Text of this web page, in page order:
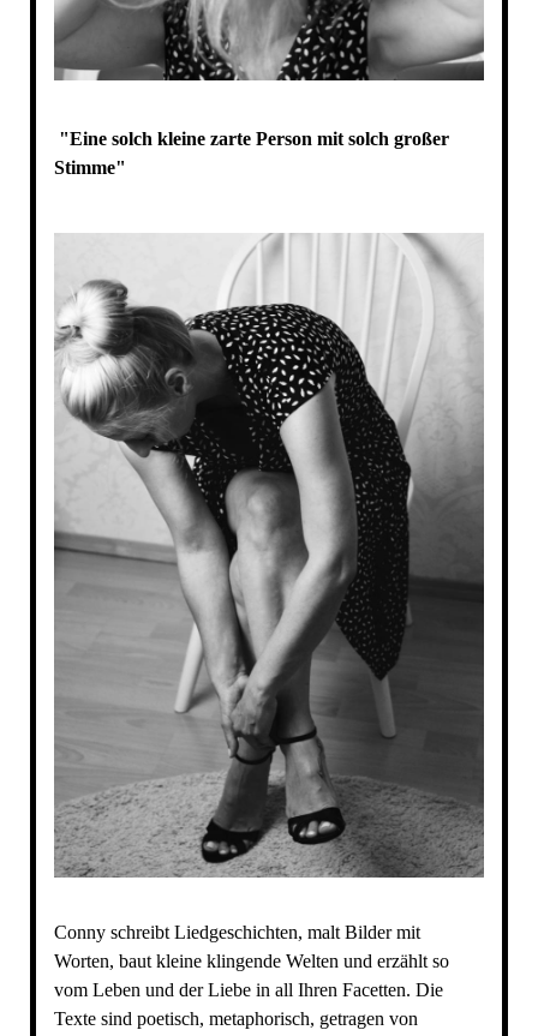
"Eine solch kleine zarte Person mit solch großer
Stimme"
Conny schreibt Liedgeschichten, malt Bilder mit
Worten, baut kleine klingende Welten und erzählt so
vom Leben und der Liebe in all Ihren Facetten. Die
Texte sind poetisch, metaphorisch, getragen von